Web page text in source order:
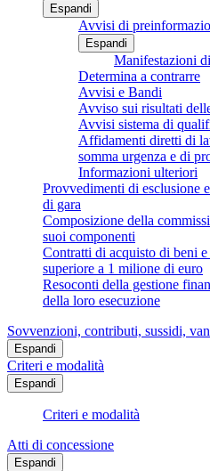
Espandi
Avvisi di
Espandi
Manifestazioni
Determina a contrarre
Avvisi e Bandi
Avviso sui risultati
Avvisi sistema di
Affidamenti diretti di
somma urgenza e di
Informazioni ulteriori
Provvedimenti di esclusione
di gara
Composizione della
suoi componenti
Contratti di acquisto di beni
superiore a 1 milione di euro
Resoconti della gestione
della loro esecuzione
Sovvenzioni, contributi, sussidi,
Espandi
Criteri e modalità
Espandi
Criteri e modalità
Atti di concessione
Espandi